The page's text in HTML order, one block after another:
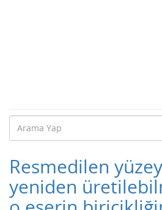
Resmedilen
yeniden